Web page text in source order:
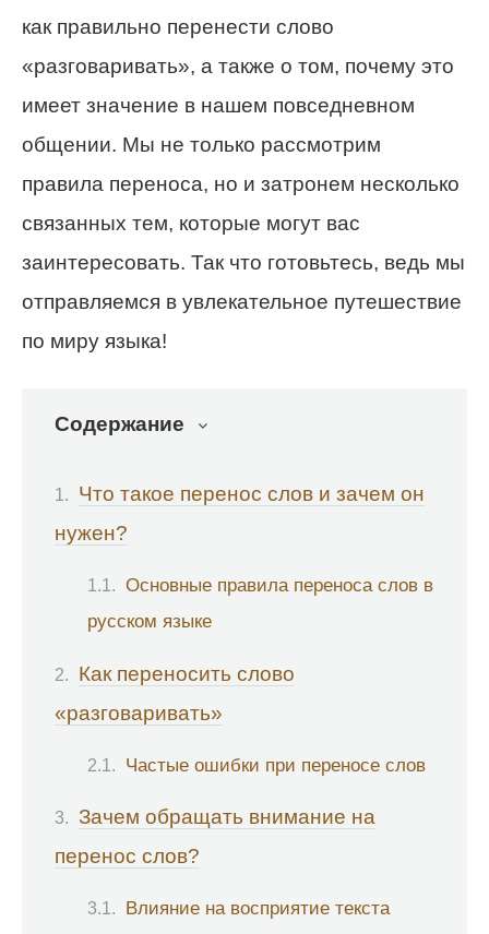
как правильно перенести слово
«разговаривать», а также о том, почему это
имеет значение в нашем повседневном
общении. Мы не только рассмотрим
правила переноса, но и затронем несколько
связанных тем, которые могут вас
заинтересовать. Так что готовьтесь, ведь мы
отправляемся в увлекательное путешествие
по миру языка!
Содержание
Что такое перенос слов и зачем он
нужен?
Основные правила переноса слов в
русском языке
Как переносить слово
«разговаривать»
Частые ошибки при переносе слов
Зачем обращать внимание на
перенос слов?
Влияние на восприятие текста